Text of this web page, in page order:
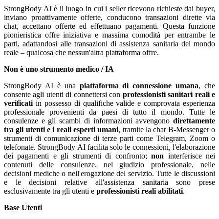
StrongBody AI è il luogo in cui i seller ricevono richieste dai buyer,
inviano proattivamente offerte, conducono transazioni dirette via
chat, accettano offerte ed effettuano pagamenti. Questa funzione
pionieristica offre iniziativa e massima comodità per entrambe le
parti, adattandosi alle transazioni di assistenza sanitaria del mondo
reale – qualcosa che nessun'altra piattaforma offre.
Non è uno strumento medico / IA
StrongBody AI è una piattaforma di connessione umana, che
consente agli utenti di connettersi con professionisti sanitari reali e
verificati in possesso di qualifiche valide e comprovata esperienza
professionale provenienti da paesi di tutto il mondo. Tutte le
consulenze e gli scambi di informazioni avvengono direttamente
tra gli utenti e i reali esperti umani, tramite la chat B-Messenger o
strumenti di comunicazione di terze parti come Telegram, Zoom o
telefonate. StrongBody AI facilita solo le connessioni, l'elaborazione
dei pagamenti e gli strumenti di confronto;non interferisce nei
contenuti delle consulenze, nel giudizio professionale, nelle
decisioni mediche o nell'erogazione del servizio. Tutte le discussioni
e le decisioni relative all'assistenza sanitaria sono prese
esclusivamente tra gli utenti e professionisti reali abilitati.
Base Utenti